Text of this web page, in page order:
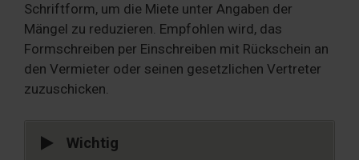
Schriftform, um die Miete unter Angaben der
Mängel zu reduzieren. Empfohlen wird, das
Formschreiben per Einschreiben mit Rückschein an
den Vermieter oder seinen gesetzlichen Vertreter
zuzuschicken.
Wichtig